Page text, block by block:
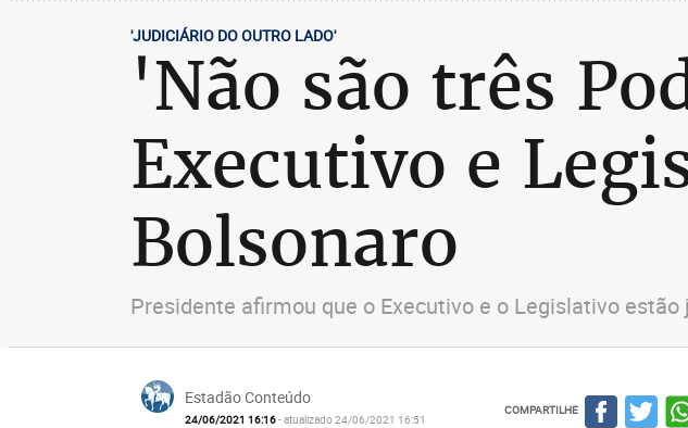
'JUDICIÁRIO DO OUTRO LADO'
'Não são três
Executivo e
Bolsonaro
Presidente afirmou que o Executivo e o Legislativo
Estadão Conteúdo
24/06/2021 16:16- atualizado 24/06/2021 16:51
COMPARTILHE